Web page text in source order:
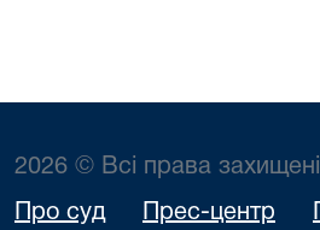
2026 © Всі права захищені
Про суд Прес-центр